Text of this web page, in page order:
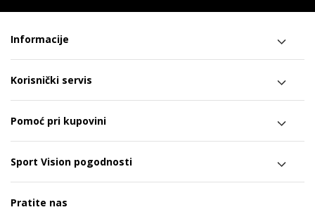
Informacije
Korisnički servis
Pomoć pri kupovini
Sport Vision pogodnosti
Pratite nas